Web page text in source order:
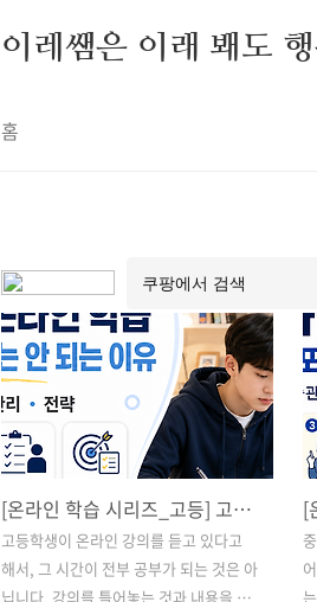
이레쌤은 이래 봬도
홈
[온라인 학습 시리즈_고등] 고등학생 온라인 학습, 강의만 들어서는 안 되는 이유
고등학생이 온라인 강의를 듣고 있다고
해서, 그 시간이 전부 공부가 되는 것은 아
닙니다. 강의를 틀어놓는 것과 내용을 이